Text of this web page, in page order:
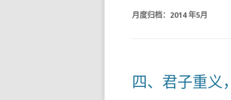
月度归档： 2014 年5月
四、君子重义